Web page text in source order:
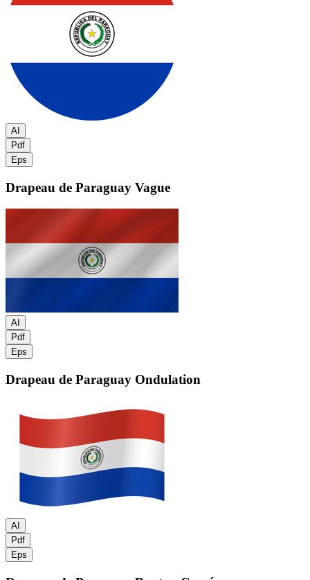
AI
Pdf
Eps
Drapeau de Paraguay Vague
AI
Pdf
Eps
Drapeau de Paraguay Ondulation
AI
Pdf
Eps